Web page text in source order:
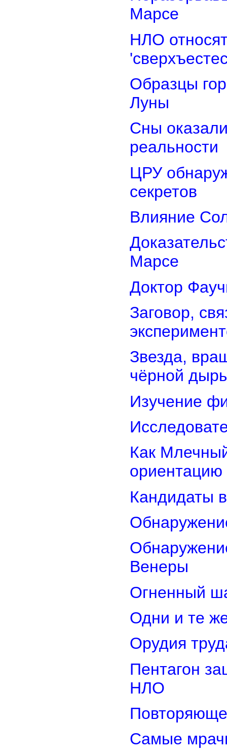
Марсе
НЛО
Образцы
Луны
Сны
реальности
ЦРУ
секретов
Влияние
Марсе
Доктор
Заговор,
Звезда,
чёрной
Изучение
Как
ориентацию
Кандидаты
Венеры
Огненный
Одни и те
Орудия
Пентагон
НЛО
Самые